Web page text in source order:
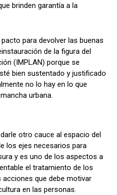
brinden garantía a la
para devolver las buenas
de la figura del
(IMPLAN) porque se
bien sustentado y justificado
no lo hay en lo que
urbana.
otro cauce al espacio del
los ejes necesarios para
y es uno de los aspectos a
el tratamiento de los
acciones que debe motivar
en las personas.